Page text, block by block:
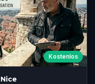
Kostenlos